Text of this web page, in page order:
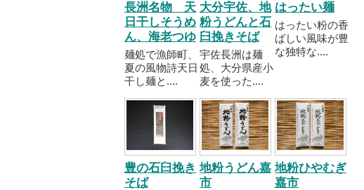
長洲名物 天
日干しそうめ
ん、海老つゆ
麺処で漁師町、
夏の風物詩天日
干し麺と....
大分宇佐、地
粉うどんと石
臼挽きそば
宇佐長洲は麺
処、大分県産小
麦を使った....
はったい麺
はったい粉の香
ばしい風味が豊
な独特な....
豊の石臼挽き
そば
地粉うどん嘉
市
地粉ひやむぎ
嘉市